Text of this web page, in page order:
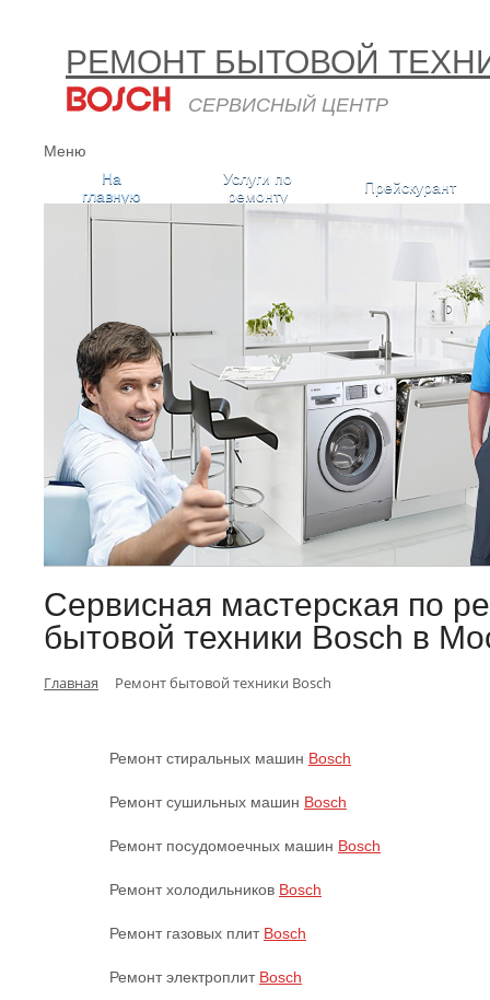
РЕМОНТ БЫТОВОЙ
СЕРВИСНЫЙ ЦЕНТР
Меню
На
главную
Услуги по
ремонту
Прейскурант
Запчасти для бытовой техники Bosch Запчасти для бытовой
Сервисная мастерская по
бытовой техники Bosch в
Главная Ремонт бытовой техники Bosch
Ремонт стиральных машин Bosch
Ремонт сушильных машин Bosch
Ремонт посудомоечных машин Bosch
Ремонт холодильников Bosch
Ремонт газовых плит Bosch
Ремонт электроплит Bosch